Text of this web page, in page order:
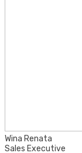
Wina Renata
Sales Executive